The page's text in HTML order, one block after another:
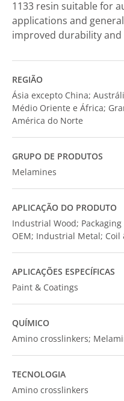
1133 resin suitable for
applications and
improved durability
REGIÃO
Ásia excepto China;
Médio Oriente e África;
América do Norte
GRUPO DE PRODUTOS
Melamines
APLICAÇÃO DO PRODUTO
Industrial Wood;
OEM; Industrial Metal; Coil
APLICAÇÕES ESPECÍFICAS
Paint & Coatings
QUÍMICO
Amino crosslinkers;
TECNOLOGIA
Amino crosslinkers